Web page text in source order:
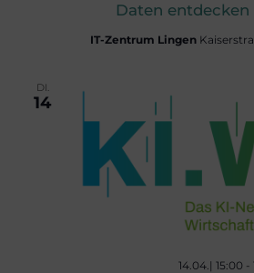
Daten
IT-Zentrum Lingen
DI.
14
14.04.| 15:00 -